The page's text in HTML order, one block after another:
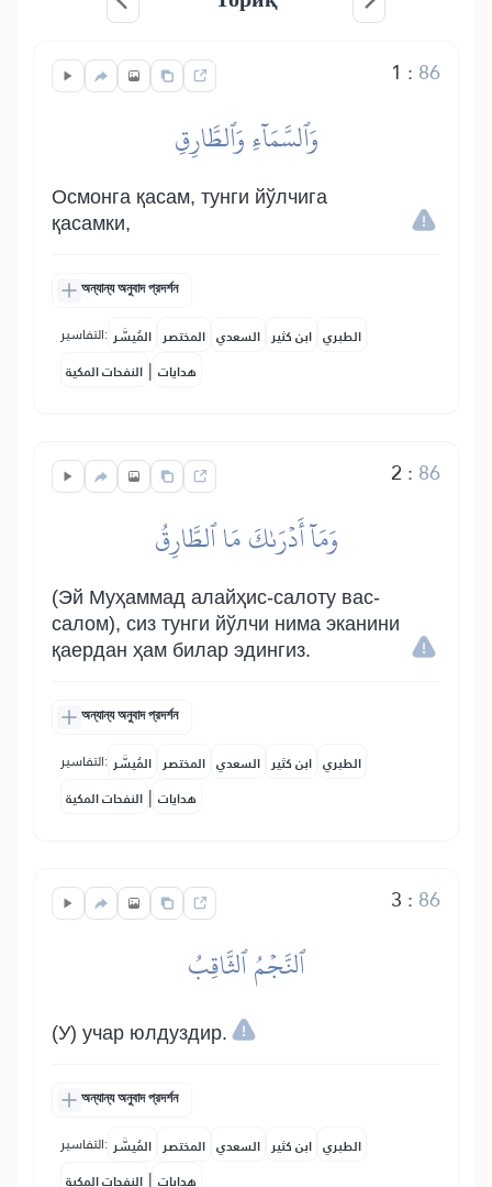
1 : 86
وَٱلسَّمَآءِ وَٱلطَّارِقِ
Осмонга қасам, тунги йўлчига
қасамки,
অন্যান্য অনুবাদ প্রদর্শন
التفاسير: المُيسَّر المختصر السعدي ابن كثير الطبري
النفحات المكية | هدايات
2 : 86
وَمَآ أَدۡرَىٰكَ مَا ٱلطَّارِقُ
(Эй Муҳаммад алайҳис-салоту вас-
салом), сиз тунги йўлчи нима эканини
қаердан ҳам билар эдингиз.
অন্যান্য অনুবাদ প্রদর্শন
التفاسير: المُيسَّر المختصر السعدي ابن كثير الطبري
النفحات المكية | هدايات
3 : 86
ٱلنَّجۡمُ ٱلثَّاقِبُ
(У) учар юлдуздир.
অন্যান্য অনুবাদ প্রদর্শন
التفاسير: المُيسَّر المختصر السعدي ابن كثير الطبري
النفحات المكية | هدايات